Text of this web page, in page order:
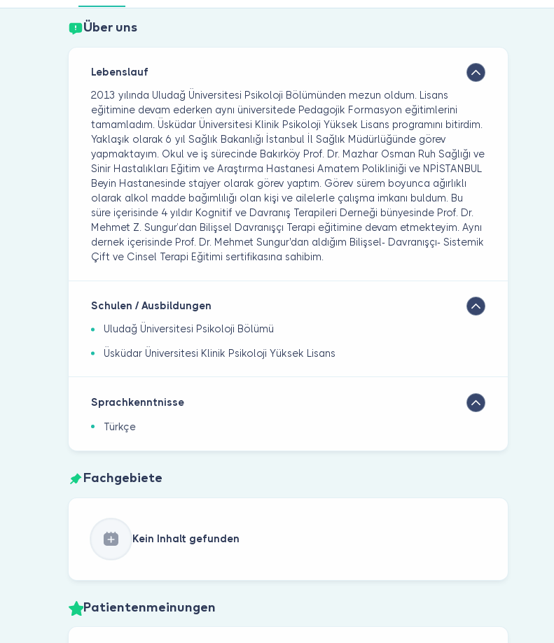
Über uns
Lebenslauf
2013 yılında Uludağ Üniversitesi Psikoloji Bölümünden mezun oldum. Lisans
eğitimine devam ederken aynı üniversitede Pedagojik Formasyon eğitimlerini
tamamladım. Üsküdar Üniversitesi Klinik Psikoloji Yüksek Lisans programını bitirdim.
Yaklaşık olarak 6 yıl Sağlık Bakanlığı İstanbul İl Sağlık Müdürlüğünde görev
yapmaktayım. Okul ve iş sürecinde Bakırköy Prof. Dr. Mazhar Osman Ruh Sağlığı ve
Sinir Hastalıkları Eğitim ve Araştırma Hastanesi Amatem Polikliniği ve NPİSTANBUL
Beyin Hastanesinde stajyer olarak görev yaptım. Görev sürem boyunca ağırlıklı
olarak alkol madde bağımlılığı olan kişi ve ailelerle çalışma imkanı buldum. Bu
süre içerisinde 4 yıldır Kognitif ve Davranış Terapileri Derneği bünyesinde Prof. Dr.
Mehmet Z. Sungur’dan Bilişsel Davranışçı Terapi eğitimine devam etmekteyim. Aynı
dernek içerisinde Prof. Dr. Mehmet Sungur'dan aldığım Bilişsel- Davranışçı- Sistemik
Çift ve Cinsel Terapi Eğitimi sertifikasına sahibim.
Schulen / Ausbildungen
Uludağ Üniversitesi Psikoloji Bölümü
Üsküdar Üniversitesi Klinik Psikoloji Yüksek Lisans
Sprachkenntnisse
Türkçe
Fachgebiete
Kein Inhalt gefunden
Patientenmeinungen